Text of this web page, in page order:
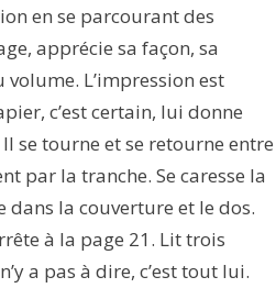
en se parcourant des
apprécie sa façon, sa
volume. L’impression est
c’est certain, lui donne
se tourne et se retourne entre
par la tranche. Se caresse la
dans la couverture et le dos.
à la page 21. Lit trois
a pas à dire, c’est tout lui.